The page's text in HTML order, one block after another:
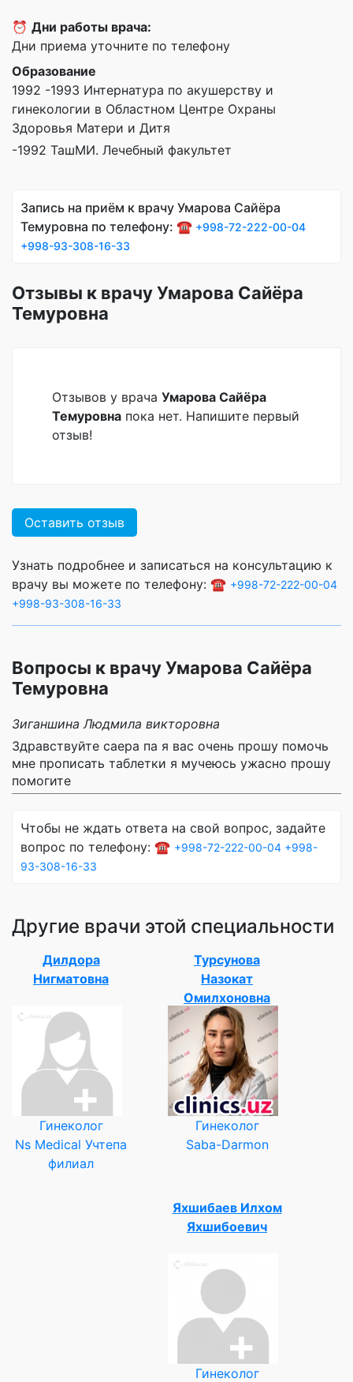
⏰ Дни работы врача:
Дни приема уточните по телефону
Образование
1992 -1993 Интернатура по акушерству и
гинекологии в Областном Центре Охраны
Здоровья Матери и Дитя
-1992 ТашМИ. Лечебный факультет
Запись на приём к врачу Умарова Сайёра
Темуровна по телефону: ☎️ +998-72-222-00-04
+998-93-308-16-33
Отзывы к врачу Умарова Сайёра
Темуровна
Отзывов у врача Умарова Сайёра
Темуровна пока нет. Напишите первый
отзыв!
Оставить отзыв
Узнать подробнее и записаться на консультацию к
врачу вы можете по телефону: ☎️ +998-72-222-00-04
+998-93-308-16-33
Вопросы к врачу Умарова Сайёра
Темуровна
Зиганшина Людмила викторовна
Здравствуйте саера па я вас очень прошу помочь
мне прописать таблетки я мучеюсь ужасно прошу
помогите
Чтобы не ждать ответа на свой вопрос, задайте
вопрос по телефону: ☎️ +998-72-222-00-04 +998-
93-308-16-33
Другие врачи этой специальности
Дилдора
Нигматовна
Гинеколог
Ns Medical Учтепа
филиал
Турсунова
Назокат
Омилхоновна
Гинеколог
Saba-Darmon
Яхшибаев Илхом
Яхшибоевич
Гинеколог